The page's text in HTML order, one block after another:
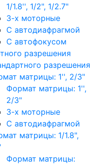
1/1.8'', 1/2", 1/2.7"
3-х моторные
С автодиафрагмой
С автофокусом
разрешения
разрешения
матрицы: 1'', 2/3"
Формат матрицы: 1'',
2/3"
3-х моторные
С автодиафрагмой
матрицы: 1/1.8",
Формат матрицы: